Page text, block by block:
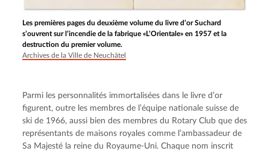
Les premières pages du deuxième volume du livre d’or Suchard
s’ouvrent sur l’incendie de la fabrique «L’Orientale» en 1957 et la
destruction du premier volume.
Archives de la Ville de Neuchâtel
Parmi les personnalités immortalisées dans le livre d’or
figurent, outre les membres de l’équipe nationale suisse de
ski de 1966, aussi bien des membres du Rotary Club que des
représentants de maisons royales comme l’ambassadeur de
Sa Majesté la reine du Royaume-Uni. Chaque nom inscrit